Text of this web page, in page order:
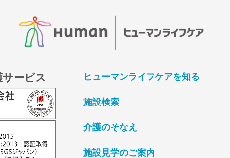
ービス ヒューマンライフケアを知る
施設検索
介護のそなえ
施設見学のご案内